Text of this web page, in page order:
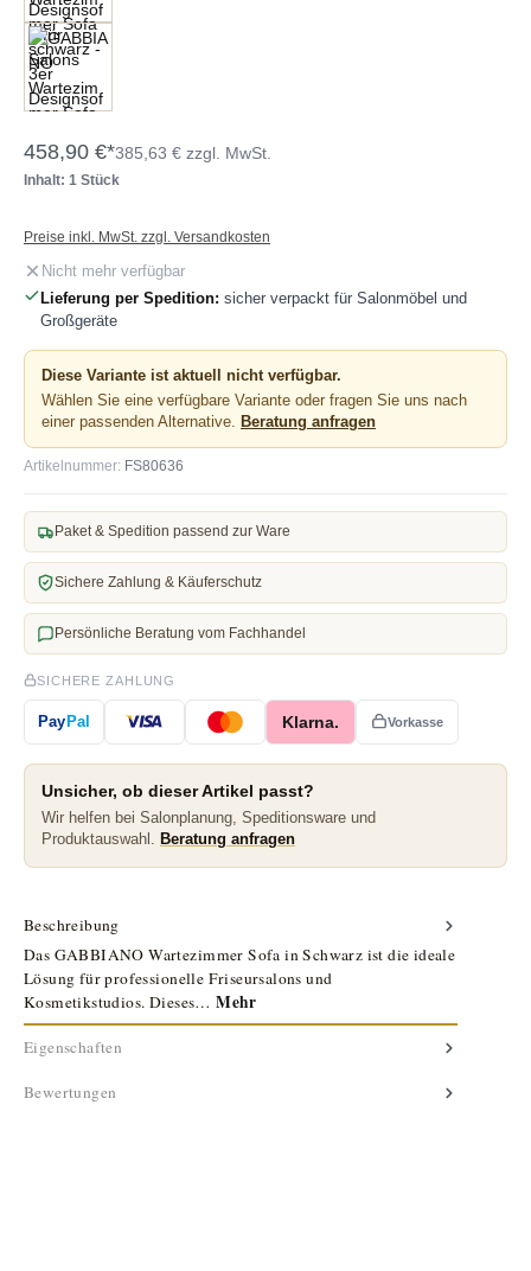
458,90 €*385,63 € zzgl. MwSt.
Inhalt: 1 Stück
Preise inkl. MwSt. zzgl. Versandkosten
Nicht mehr verfügbar
Lieferung per Spedition: sicher verpackt für Salonmöbel und
Großgeräte
Diese Variante ist aktuell nicht verfügbar.
Wählen Sie eine verfügbare Variante oder fragen Sie uns nach
einer passenden Alternative.
Beratung anfragen
Artikelnummer: FS80636
Paket & Spedition passend zur Ware
Sichere Zahlung & Käuferschutz
Persönliche Beratung vom Fachhandel
SICHERE ZAHLUNG
PayPal Klarna. Vorkasse
Unsicher, ob dieser Artikel passt?
Wir helfen bei Salonplanung, Speditionsware und
Produktauswahl.
Beratung anfragen
Beschreibung
Das GABBIANO Wartezimmer Sofa in Schwarz ist die ideale
Lösung für professionelle Friseursalons und
Kosmetikstudios. Dieses…Mehr
Eigenschaften
Bewertungen